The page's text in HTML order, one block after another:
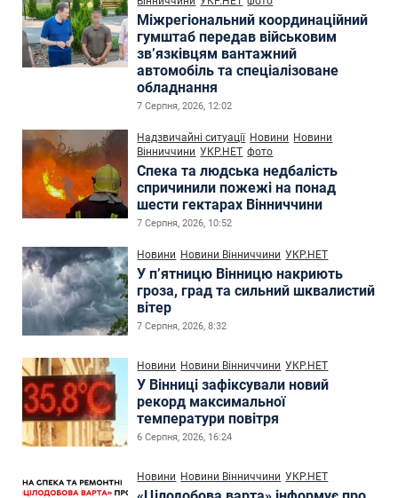
Міжрегіональний координаційний
гумштаб передав військовим
зв’язківцям вантажний
автомобіль та спеціалізоване
обладнання
7 Серпня, 2026, 12:02
Надзвичайні ситуації Новини Новини
Вінниччини УКР.НЕТ фото
Спека та людська недбалість
спричинили пожежі на понад
шести гектарах Вінниччини
7 Серпня, 2026, 10:52
Новини Новини Вінниччини УКР.НЕТ
У п’ятницю Вінницю накриють
гроза, град та сильний шквалистий
вітер
7 Серпня, 2026, 8:32
Новини Новини Вінниччини УКР.НЕТ
У Вінниці зафіксували новий
рекорд максимальної
температури повітря
6 Серпня, 2026, 16:24
Новини Новини Вінниччини УКР.НЕТ